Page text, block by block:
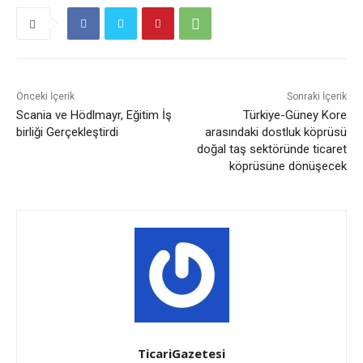
Önceki İçerik
Scania ve Hödlmayr, Eğitim İş
birliği Gerçekleştirdi
Sonraki İçerik
Türkiye-Güney Kore
arasındaki dostluk köprüsü
doğal taş sektöründe ticaret
köprüsüne dönüşecek
TicariGazetesi